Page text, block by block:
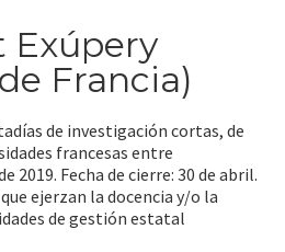
Exúpery
Francia)
de investigación cortas, de
francesas entre
2019. Fecha de cierre: 30 de abril.
ejerzan la docencia y/o la
de gestión estatal